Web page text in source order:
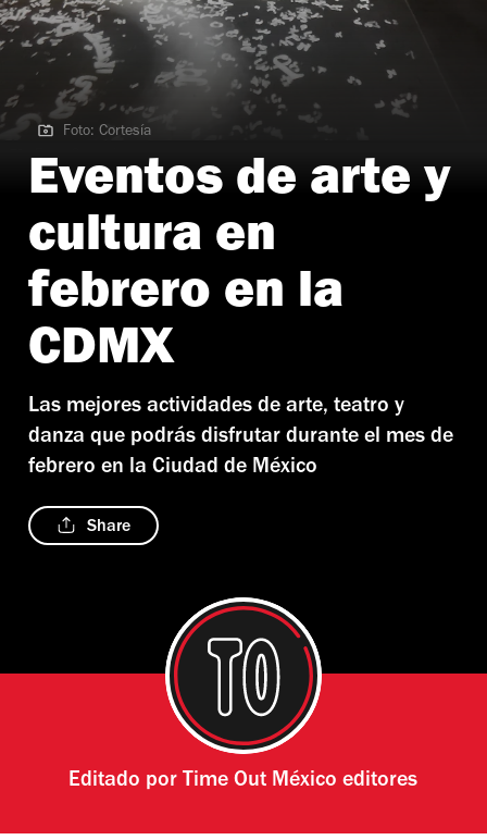
Foto: Cortesía
Foto: Cortesía
Eventos de arte y
cultura en
febrero en la
CDMX
Las mejores actividades de arte, teatro y
danza que podrás disfrutar durante el mes de
febrero en la Ciudad de México
Share
Editado por Time Out México editores